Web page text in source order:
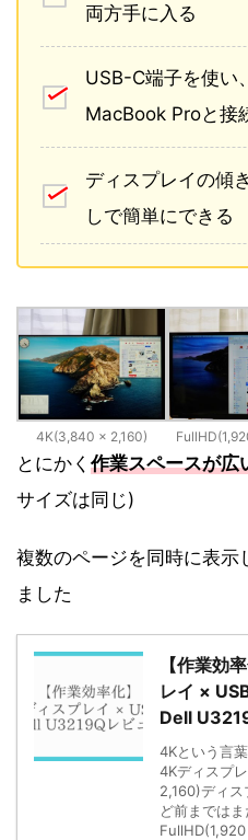
両方手に入る
USB-C端子を使い
MacBook Proと接
ディスプレイの傾
しで簡単にできる
4K(3,840 × 2,160)
とにかく 作業スペースが広
サイズは同じ)
複数のページを同時に表示
ました
【作業効
レイ ×
Dell
4Kという言
4Kディスプ
2,160)ディ
ど前までは